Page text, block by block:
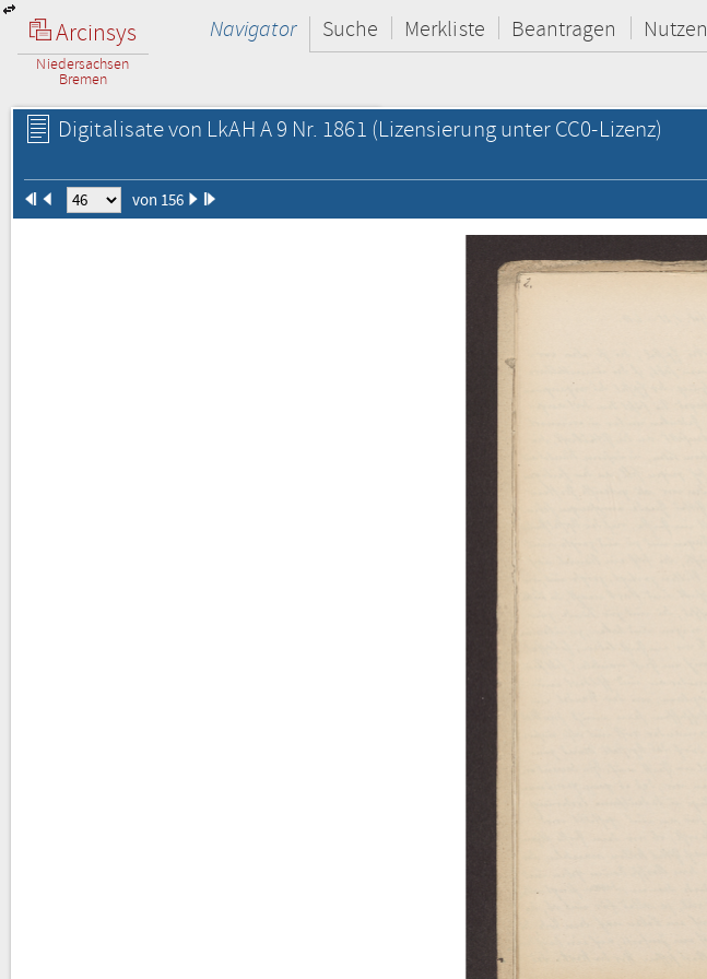
Arcinsys
Niedersachsen
Bremen
Navigator Suche Merkliste Beantragen Nutzen
Digitalisate von LkAH A 9 Nr. 1861 (Lizensierung unter CC0-Lizenz)
von 156